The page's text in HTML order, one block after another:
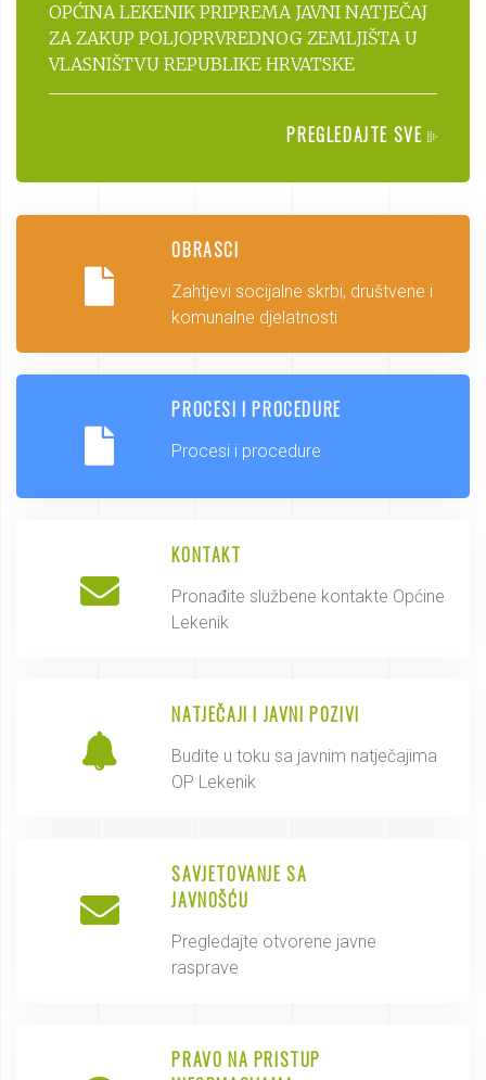
OPĆINA LEKENIK PRIPREMA JAVNI NATJEČAJ
ZA ZAKUP POLJOPRVREDNOG ZEMLJIŠTA U
VLASNIŠTVU REPUBLIKE HRVATSKE
PREGLEDAJTE SVE
OBRASCI
Zahtjevi socijalne skrbi, društvene i
komunalne djelatnosti
PROCESI I PROCEDURE
Procesi i procedure
KONTAKT
Pronađite službene kontakte Općine
Lekenik
NATJEČAJI I JAVNI POZIVI
Budite u toku sa javnim natječajima
OP Lekenik
SAVJETOVANJE SA
JAVNOŠĆU
Pregledajte otvorene javne
rasprave
PRAVO NA PRISTUP